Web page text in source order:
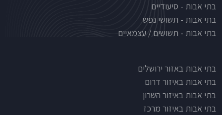
בתי אבות - סיעודיים
בתי אבות - תשושי נפש
בתי אבות - תשושים / עצמאיים
בתי אבות לפי אזורים
בתי אבות באזור ירושלים
בתי אבות באיזור דרום
בתי אבות באיזור השרון
בתי אבות באיזור מרכז